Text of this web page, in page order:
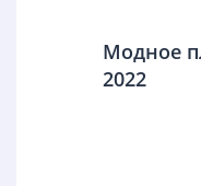
Модное
2022